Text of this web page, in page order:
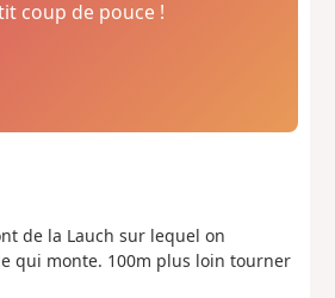
coup de pouce !
de la Lauch sur lequel on
qui monte. 100m plus loin tourner